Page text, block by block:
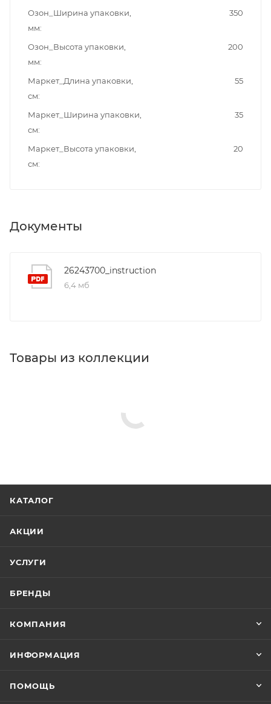
Озон_Ширина упаковки,
мм
350
Озон_Высота упаковки,
мм
200
Маркет_Длина упаковки,
см
55
Маркет_Ширина упаковки,
см
35
Маркет_Высота упаковки,
см
20
Документы
26243700_instruction
6,4 мб
Товары из коллекции
Полки в ванную комнату
Да
Душ, Товар, 00-01105883, 0.8
Hansgrohe
00-01105883
19650.59
Rainfinity
Германия